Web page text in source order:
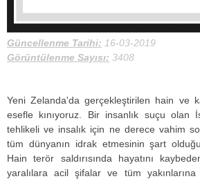
Güncellenme Tarihi: 16-03-2019
Görüntülenme Sayısı: 3408
Yeni Zelanda'da gerçekleştirilen hain ve
esefle kınıyoruz. Bir insanlık suçu olan
tehlikeli ve insalık için ne derece vahim
tüm dünyanın idrak etmesinin şart
Hain terör saldırısında hayatını
yaralılara acil şifalar ve tüm yakınlarına